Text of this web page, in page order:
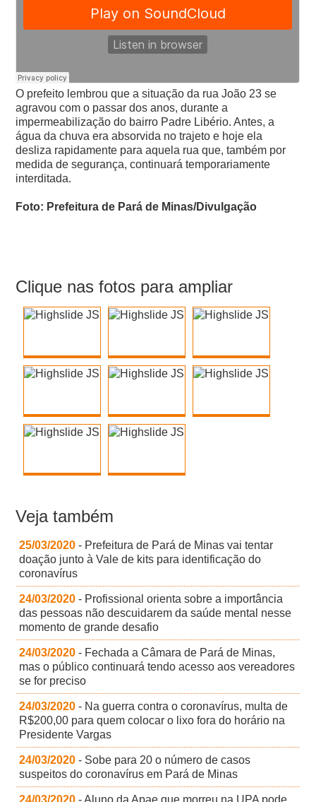
O prefeito lembrou que a situação da rua João 23 se
agravou com o passar dos anos, durante a
impermeabilização do bairro Padre Libério. Antes, a
água da chuva era absorvida no trajeto e hoje ela
desliza rapidamente para aquela rua que, também por
medida de segurança, continuará temporariamente
interditada.
Foto: Prefeitura de Pará de Minas/Divulgação
Clique nas fotos para ampliar
Veja também
25/03/2020 - Prefeitura de Pará de Minas vai tentar
doação junto à Vale de kits para identificação do
coronavírus
24/03/2020 - Profissional orienta sobre a importância
das pessoas não descuidarem da saúde mental nesse
momento de grande desafio
24/03/2020 - Fechada a Câmara de Pará de Minas,
mas o público continuará tendo acesso aos vereadores
se for preciso
24/03/2020 - Na guerra contra o coronavírus, multa de
R$200,00 para quem colocar o lixo fora do horário na
Presidente Vargas
24/03/2020 - Sobe para 20 o número de casos
suspeitos do coronavírus em Pará de Minas
24/03/2020 - Aluno da Apae que morreu na UPA pode